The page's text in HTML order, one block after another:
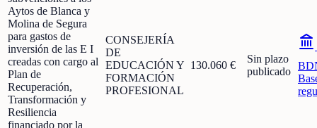
Aytos de Blanca y
Molina de Segura
para gastos de
inversión de las E I
creadas con cargo al
Plan de
Recuperación,
Transformación y
Resiliencia
financiado por la
CONSEJERÍA
DE
EDUCACIÓN Y
FORMACIÓN
PROFESIONAL
130.060 €
Sin plazo
publicado